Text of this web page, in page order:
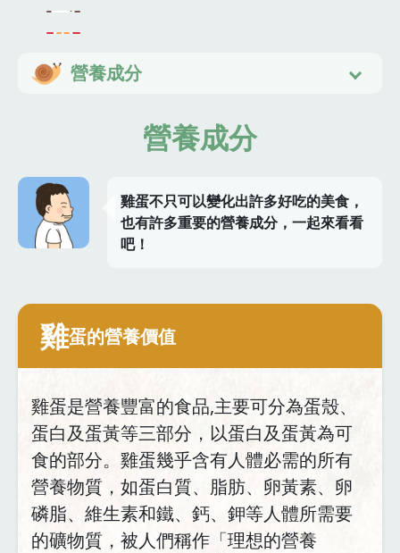
營養成分
營養成分
雞蛋不只可以變化出許多好吃的美食，
也有許多重要的營養成分，一起來看看
吧！
雞蛋的營養價值
雞蛋是營養豐富的食品,主要可分為蛋殼、
蛋白及蛋黃等三部分，以蛋白及蛋黃為可
食的部分。雞蛋幾乎含有人體必需的所有
營養物質，如蛋白質、脂肪、卵黃素、卵
磷脂、維生素和鐵、鈣、鉀等人體所需要
的礦物質，被人們稱作「理想的營養